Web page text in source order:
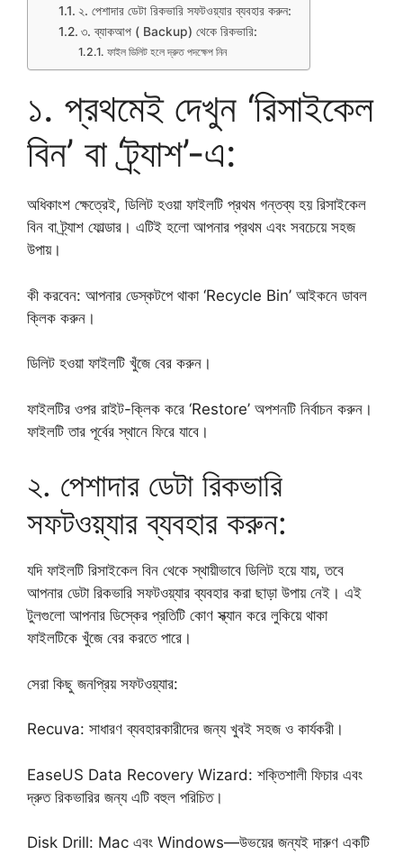
​২. পেশাদার ডেটা রিকভারি সফটওয়্যার ব্যবহার করুন:
৩. ব্যাকআপ ( Backup) থেকে রিকভারি:
ফাইল ডিলিট হলে দ্রুত পদক্ষেপ নিন
​১. প্রথমেই দেখুন ‘রিসাইকেল
বিন’ বা ‘ট্র্যাশ’-এ:
​অধিকাংশ ক্ষেত্রেই, ডিলিট হওয়া ফাইলটি প্রথম গন্তব্য হয় রিসাইকেল
বিন বা ট্র্যাশ ফোল্ডার। এটিই হলো আপনার প্রথম এবং সবচেয়ে সহজ
উপায়।
​কী করবেন: আপনার ডেস্কটপে থাকা ‘Recycle Bin’ আইকনে ডাবল
ক্লিক করুন।
​ডিলিট হওয়া ফাইলটি খুঁজে বের করুন।
​ফাইলটির ওপর রাইট-ক্লিক করে ‘Restore’ অপশনটি নির্বাচন করুন।
ফাইলটি তার পূর্বের স্থানে ফিরে যাবে।
​২. পেশাদার ডেটা রিকভারি
সফটওয়্যার ব্যবহার করুন:
​যদি ফাইলটি রিসাইকেল বিন থেকে স্থায়ীভাবে ডিলিট হয়ে যায়, তবে
আপনার ডেটা রিকভারি সফটওয়্যার ব্যবহার করা ছাড়া উপায় নেই। এই
টুলগুলো আপনার ডিস্কের প্রতিটি কোণ স্ক্যান করে লুকিয়ে থাকা
ফাইলটিকে খুঁজে বের করতে পারে।
​সেরা কিছু জনপ্রিয় সফটওয়্যার:
​Recuva: সাধারণ ব্যবহারকারীদের জন্য খুবই সহজ ও কার্যকরী।
​EaseUS Data Recovery Wizard: শক্তিশালী ফিচার এবং
দ্রুত রিকভারির জন্য এটি বহুল পরিচিত।
​Disk Drill: Mac এবং Windows—উভয়ের জন্যই দারুণ একটি